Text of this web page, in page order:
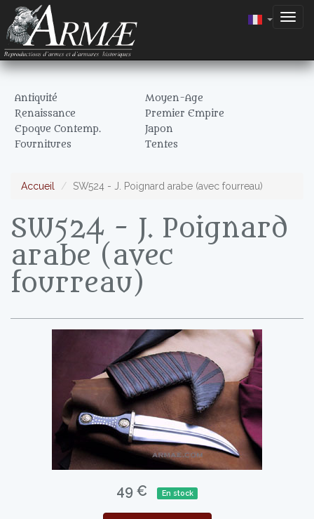
Antiquité
Moyen-Age
Renaissance
Premier Empire
Epoque Contemp.
Japon
Fournitures
Tentes
Accueil SW524 - J. Poignard arabe (avec fourreau)
SW524 - J. Poignard
arabe (avec
fourreau)
49 € En stock